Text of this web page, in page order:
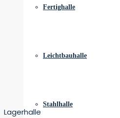
Fertighalle
Leichtbauhalle
Stahlhalle
Lagerhalle